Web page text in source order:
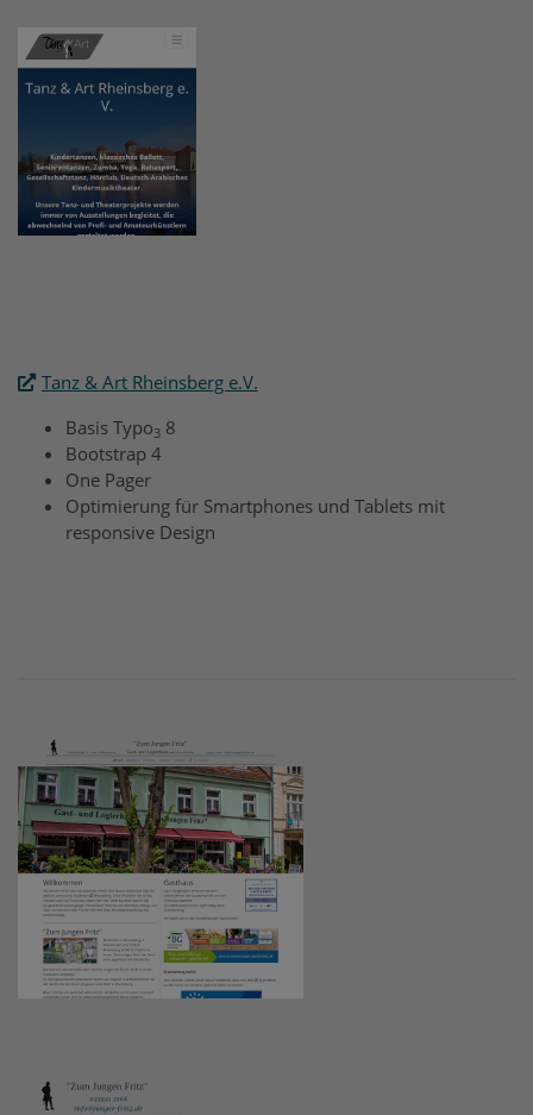
Tanz & Art Rheinsberg e.V.
Basis Typo3 8
Bootstrap 4
One Pager
Optimierung für Smartphones und Tablets mit
responsive Design